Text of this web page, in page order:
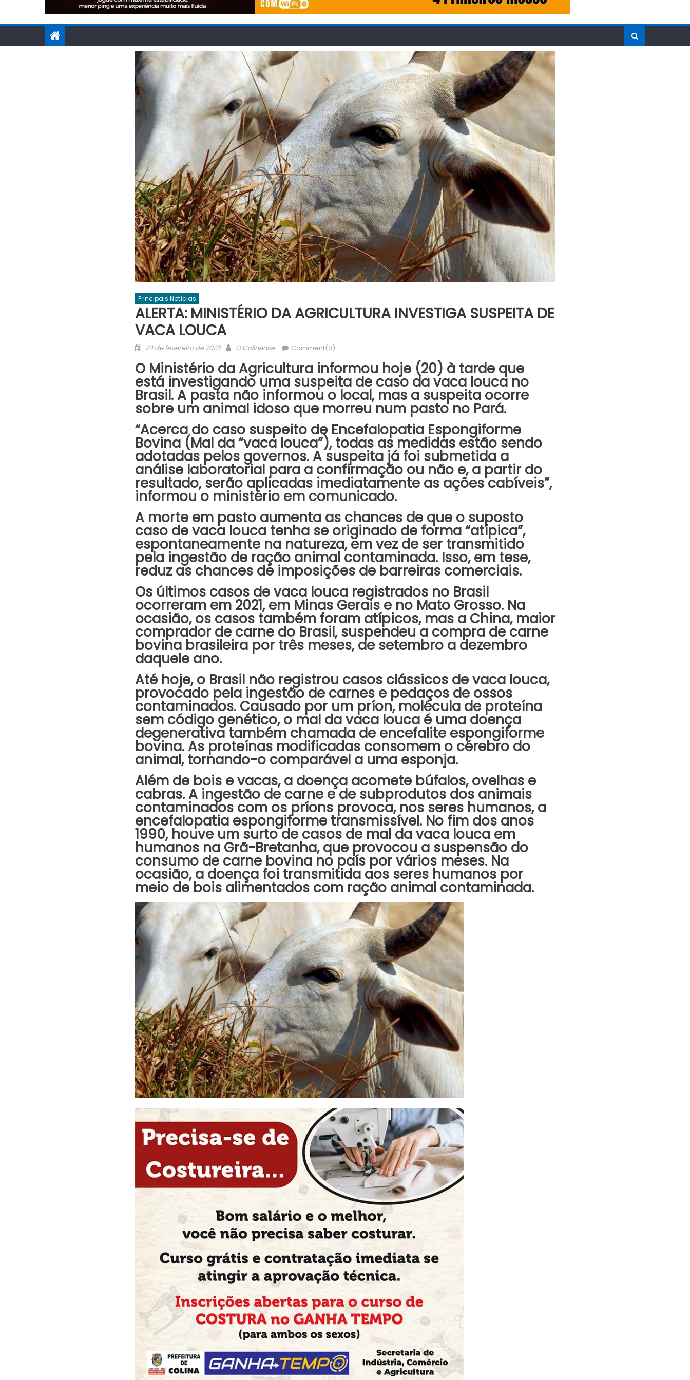
Principais Notícias
ALERTA: MINISTÉRIO DA AGRICULTURA INVESTIGA SUSPEITA DE
VACA LOUCA
Posted
24 de fevereiro de 2023 Author
O Colinense Comment(0)
O Ministério da Agricultura informou hoje (20) à tarde que
está investigando uma suspeita de caso da vaca louca no
Brasil. A pasta não informou o local, mas a suspeita ocorre
sobre um animal idoso que morreu num pasto no Pará.
“Acerca do caso suspeito de Encefalopatia Espongiforme
Bovina (Mal da “vaca louca”), todas as medidas estão sendo
adotadas pelos governos. A suspeita já foi submetida a
análise laboratorial para a confirmação ou não e, a partir do
resultado, serão aplicadas imediatamente as ações cabíveis”,
informou o ministério em comunicado.
A morte em pasto aumenta as chances de que o suposto
caso de vaca louca tenha se originado de forma “atípica”,
espontaneamente na natureza, em vez de ser transmitido
pela ingestão de ração animal contaminada. Isso, em tese,
reduz as chances de imposições de barreiras comerciais.
Os últimos casos de vaca louca registrados no Brasil
ocorreram em 2021, em Minas Gerais e no Mato Grosso. Na
ocasião, os casos também foram atípicos, mas a China, maior
comprador de carne do Brasil, suspendeu a compra de carne
bovina brasileira por três meses, de setembro a dezembro
daquele ano.
Até hoje, o Brasil não registrou casos clássicos de vaca louca,
provocado pela ingestão de carnes e pedaços de ossos
contaminados. Causado por um príon, molécula de proteína
sem código genético, o mal da vaca louca é uma doença
degenerativa também chamada de encefalite espongiforme
bovina. As proteínas modificadas consomem o cérebro do
animal, tornando-o comparável a uma esponja.
Além de bois e vacas, a doença acomete búfalos, ovelhas e
cabras. A ingestão de carne e de subprodutos dos animais
contaminados com os príons provoca, nos seres humanos, a
encefalopatia espongiforme transmissível. No fim dos anos
1990, houve um surto de casos de mal da vaca louca em
humanos na Grã-Bretanha, que provocou a suspensão do
consumo de carne bovina no país por vários meses. Na
ocasião, a doença foi transmitida aos seres humanos por
meio de bois alimentados com ração animal contaminada.